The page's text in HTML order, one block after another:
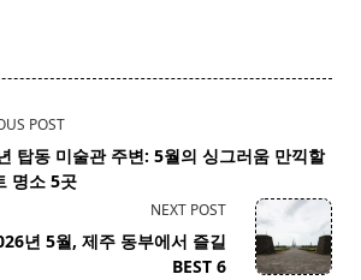
POST
탑동 미술관 주변: 5월의 싱그러움 만끽할
명소 5곳
NEXT POST
년 5월, 제주 동부에서 즐길
BEST 6